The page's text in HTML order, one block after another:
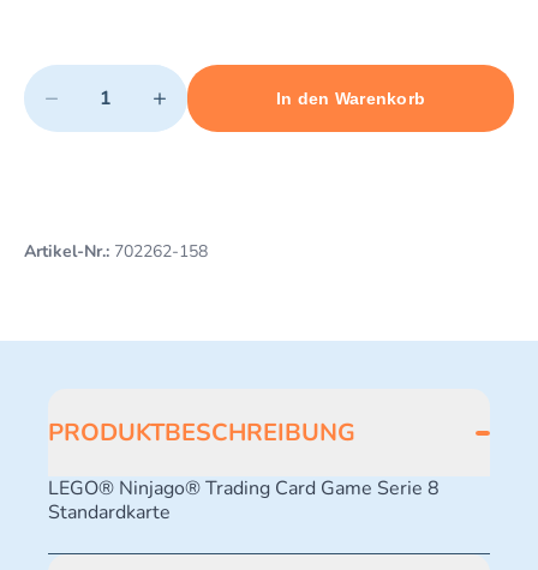
Quantity
− +
Minimum quantity: 1 Maximum quantity: 10
In den Warenkorb
Add 1 item to cart
Artikel-Nr.: 702262-158
PRODUKTBESCHREIBUNG
LEGO® Ninjago® Trading Card Game Serie 8
Standardkarte